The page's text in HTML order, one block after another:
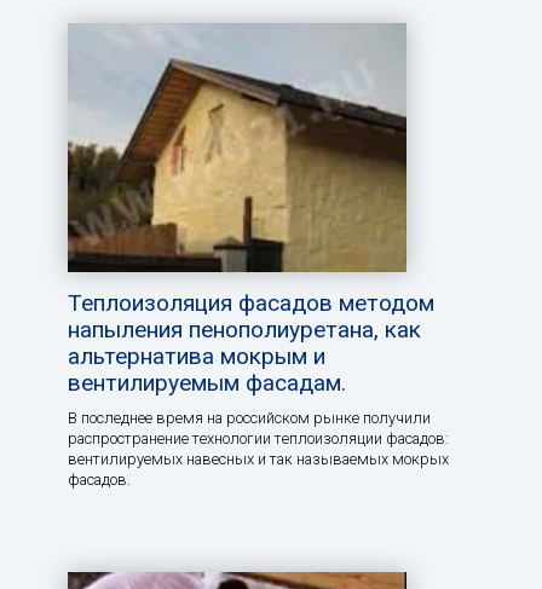
Теплоизоляция фасадов методом
напыления пенополиуретана, как
альтернатива мокрым и
вентилируемым фасадам.
В последнее время на российском рынке получили
распространение технологии теплоизоляции фасадов:
вентилируемых навесных и так называемых мокрых
фасадов.